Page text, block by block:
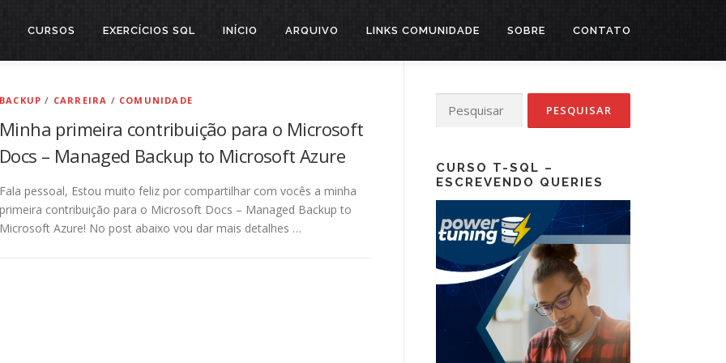
CURSOS EXERCÍCIOS SQL INÍCIO ARQUIVO LINKS COMUNIDADE SOBRE CONTATO
BACKUP / CARREIRA / COMUNIDADE
Minha primeira contribuição para o Microsoft
Docs – Managed Backup to Microsoft Azure
Fala pessoal, Estou muito feliz por compartilhar com vocês a minha
primeira contribuição para o Microsoft Docs – Managed Backup to
Microsoft Azure! No post abaixo vou dar mais detalhes …
por:
CURSO T-SQL –
ESCREVENDO QUERIES